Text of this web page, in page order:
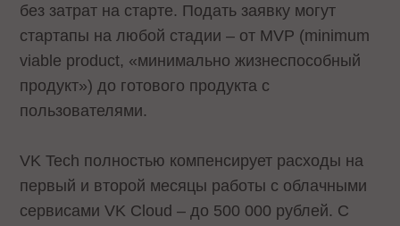
без затрат на старте. Подать заявку могут
стартапы на любой стадии – от MVP (minimum
viable product, «минимально жизнеспособный
продукт») до готового продукта с
пользователями.
VK Tech полностью компенсирует расходы на
первый и второй месяцы работы с облачными
сервисами VK Cloud – до 500 000 рублей. С